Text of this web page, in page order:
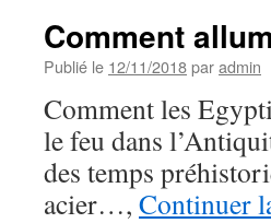
Comment
Publié le 12/11/2018paradmin
Comment les
le feu dans
des temps
acier…, Continuer